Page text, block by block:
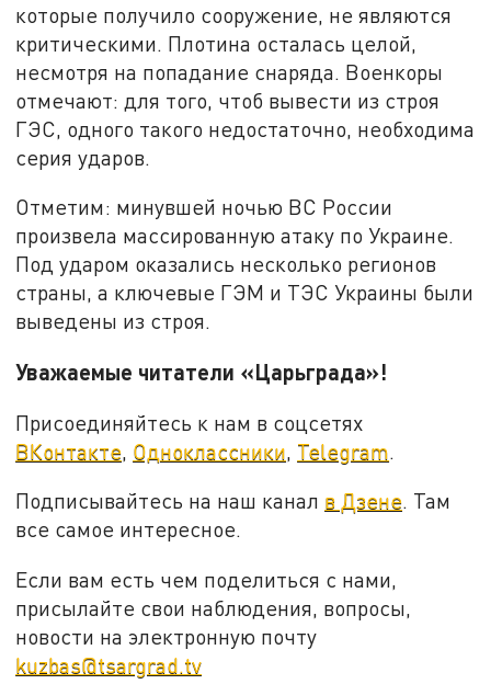
которые получило сооружение, не являются
критическими. Плотина осталась целой,
несмотря на попадание снаряда. Военкоры
отмечают: для того, чтоб вывести из строя
ГЭС, одного такого недостаточно, необходима
серия ударов.
Отметим: минувшей ночью ВС России
произвела массированную атаку по Украине.
Под ударом оказались несколько регионов
страны, а ключевые ГЭМ и ТЭС Украины были
выведены из строя.
Уважаемые читатели «Царьграда»!
Присоединяйтесь к нам в соцсетях
ВКонтакте, Одноклассники, Telegram.
Подписывайтесь на наш канал в Дзене. Там
все самое интересное.
Если вам есть чем поделиться с нами,
присылайте свои наблюдения, вопросы,
новости на электронную почту
kuzbas@tsargrad.tv